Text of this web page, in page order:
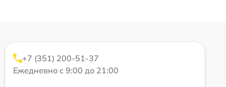
+7 (351) 200-51-37
Ежедневно с 9:00 до 21:00